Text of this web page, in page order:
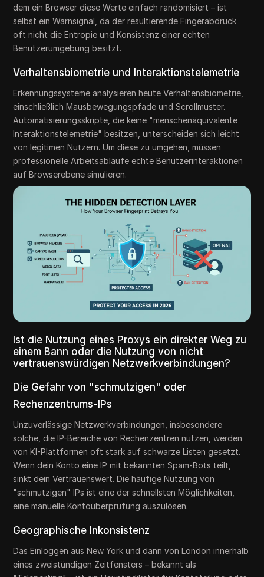
dem ein Browser diese Werte einfach randomisiert – ist
selbst ein Warnsignal, da der resultierende Fingerabdruck
oft nicht die Entropie und Konsistenz einer echten
Benutzerumgebung besitzt.
Verhaltensbiometrie und Interaktionstelemetrie
Erkennungssysteme analysieren heute Verhaltensbiometrie,
einschließlich Mausbewegungspfade und Scrollmuster.
Automatisierungsskripte, die keine "menschenäquivalente
Interaktionstelemetrie" besitzen, unterscheiden sich leicht
von legitimen Nutzern. Um diese zu umgehen, müssen
professionelle Arbeitsabläufe echte Benutzerinteraktionen
auf Browserebene simulieren.
Ist die Nutzung eines Proxys ein direkter Weg zu
einem Bann oder die Nutzung von nicht
vertrauenswürdigen Netzwerkverbindungen?
Die Gefahr von "schmutzigen" oder
Rechenzentrums-IPs
Unzuverlässige Netzwerkverbindungen, insbesondere
solche, die IP-Bereiche von Rechenzentren nutzen, werden
von KI-Plattformen oft stark auf schwarze Listen gesetzt.
Wenn dein Konto eine IP mit bekannten Spam-Bots teilt,
sinkt dein Vertrauenswert. Die häufige Nutzung von
"schmutzigen" IPs ist eine der schnellsten Möglichkeiten,
eine manuelle Kontoüberprüfung auszulösen.
Geographische Inkonsistenz
Das Einloggen aus New York und dann von London innerhalb
eines zweistündigen Zeitfensters – bekannt als